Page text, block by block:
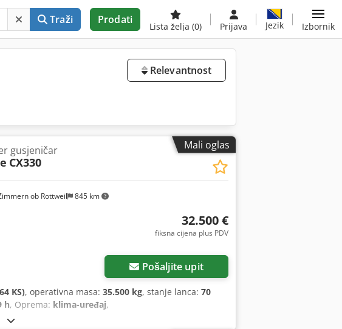
Traži Prodati
Lista želja (0) Prijava Jezik Izbornik
Relevantnost
Mali oglas
ob Rottweil 845 km
gusjeničar
CX330
32.500 €
fiksna cijena plus PDV
Pošaljite upit
KS), operativna masa: 35.500 kg, stanje lanca: 70
h, Oprema: klima-uređaj,